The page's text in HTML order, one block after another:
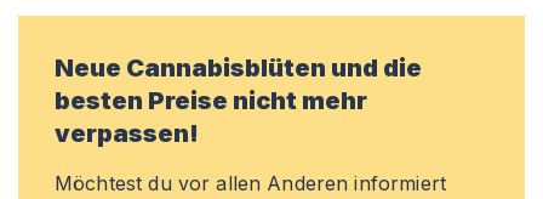
Neue Cannabisblüten und die
besten Preise nicht mehr
verpassen!
Möchtest du vor allen Anderen informiert